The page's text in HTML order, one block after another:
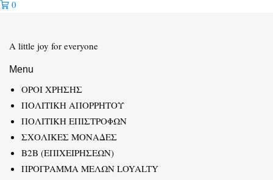
0
A little joy for everyone
Menu
ΟΡΟΙ ΧΡΗΣΗΣ
ΠΟΛΙΤΙΚΗ ΑΠΟΡΡΗΤΟΥ
ΠΟΛΙΤΙΚΗ ΕΠΙΣΤΡΟΦΩΝ
ΣΧΟΛΙΚΕΣ ΜΟΝΑΔΕΣ
B2B (ΕΠΙΧΕΙΡΗΣΕΩΝ)
ΠΡΟΓΡΑΜΜΑ ΜΕΛΩΝ LOYALTY